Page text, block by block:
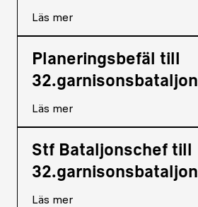
Läs mer
Planeringsbefäl till
32.garnisonsbataljon
Läs mer
Stf Bataljonschef till
32.garnisonsbataljon
Läs mer